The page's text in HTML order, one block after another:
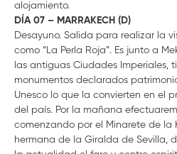
alojamiento.
DÍA 07 – MARRAKECH (D)
Desayuno. Salida para realizar la
como “La Perla Roja”. Es junto a
las antiguas Ciudades Imperiales,
monumentos declarados
Unesco lo que la convierten en el
del país. Por la mañana
comenzando por el Minarete de la
hermana de la Giralda de Sevilla,